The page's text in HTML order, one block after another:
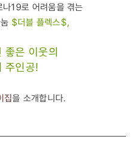
19로 어려움을 겪는
$더블 플렉스$,
좋은 이웃의
주인공!
집을 소개합니다.